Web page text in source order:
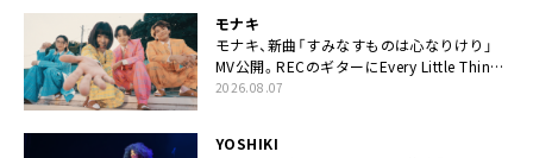
モナキ
モナキ、新曲「すみなすものは心なりけり」
MV公開。RECのギターにEvery Little Thing・
伊藤一朗参加も
2026.08.07
YOSHIKI